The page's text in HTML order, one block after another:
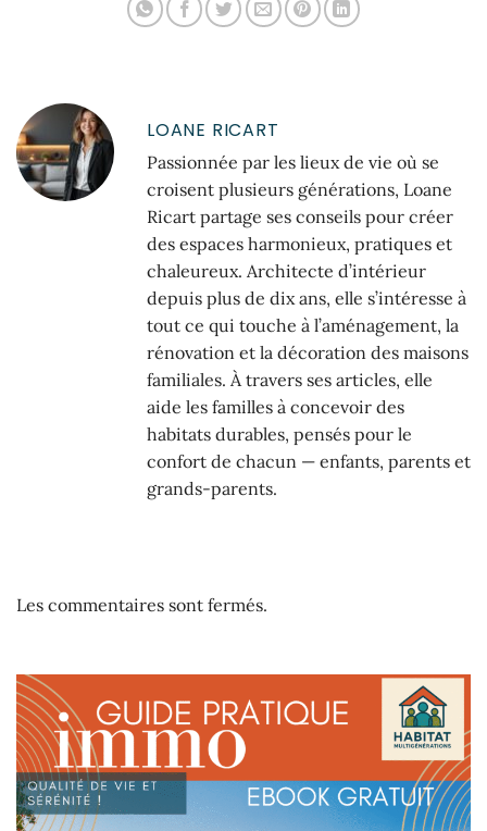
LOANE RICART
Passionnée par les lieux de vie où se
croisent plusieurs générations, Loane
Ricart partage ses conseils pour créer
des espaces harmonieux, pratiques et
chaleureux. Architecte d’intérieur
depuis plus de dix ans, elle s’intéresse à
tout ce qui touche à l’aménagement, la
rénovation et la décoration des maisons
familiales. À travers ses articles, elle
aide les familles à concevoir des
habitats durables, pensés pour le
confort de chacun — enfants, parents et
grands-parents.
Les commentaires sont fermés.